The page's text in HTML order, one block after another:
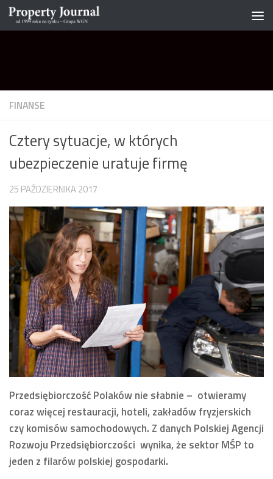
Skip to content
FINANSE
Cztery sytuacje, w których
ubezpieczenie uratuje firmę
25 PAŹDZIERNIKA 2017
Przedsiębiorczość Polaków nie słabnie – otwieramy
coraz więcej restauracji, hoteli, zakładów fryzjerskich
czy komisów samochodowych. Z danych Polskiej Agencji
Rozwoju Przedsiębiorczości wynika, że sektor MŚP to
jeden z filarów polskiej gospodarki.